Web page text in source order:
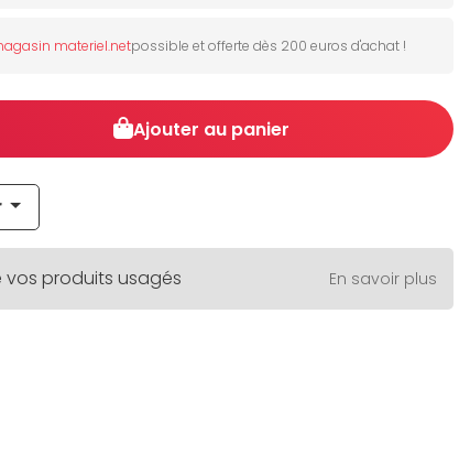
materiel.netpossible et offerte dès 200 euros d'achat !
Ajouter au panier
vos produits usagés En savoir plus